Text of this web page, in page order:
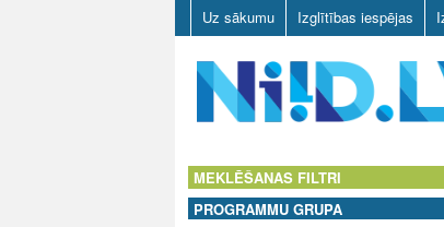
Uz sākumu Izglītības iespējas
MEKLĒŠANAS FILTRI
PROGRAMMU GRUPA